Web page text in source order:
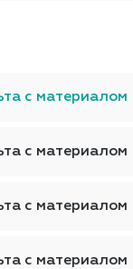
с
с
с
с